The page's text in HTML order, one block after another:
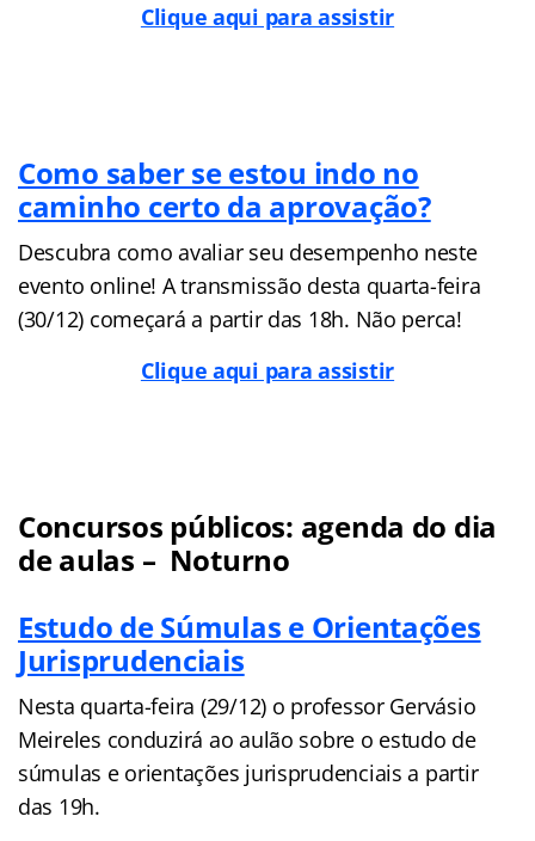
Clique aqui para assistir
Como saber se estou indo no
caminho certo da aprovação?
Descubra como avaliar seu desempenho neste
evento online! A transmissão desta quarta-feira
(30/12) começará a partir das 18h. Não perca!
Clique aqui para assistir
Concursos públicos: agenda do dia
de aulas – Noturno
Estudo de Súmulas e Orientações
Jurisprudenciais
Nesta quarta-feira (29/12) o professor Gervásio
Meireles conduzirá ao aulão sobre o estudo de
súmulas e orientações jurisprudenciais a partir
das 19h.